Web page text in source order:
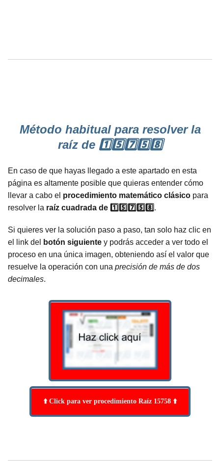
Método habitual para resolver la
raíz de 1️⃣5️⃣7️⃣5️⃣8️⃣
En caso de que hayas llegado a este apartado en esta
página es altamente posible que quieras entender cómo
llevar a cabo el procedimiento matemático clásico para
resolver la raíz cuadrada de 1️⃣5️⃣7️⃣5️⃣8️⃣ .
Si quieres ver la solución paso a paso, tan solo haz clic en
el link del
botón siguiente y podrás acceder a ver todo el
proceso en una única imagen, obteniendo así el valor que
resuelve la operación con una precisión de más de dos
decimales.
⬆️ Click para ver procedimiento Raíz 15758 ⬆️